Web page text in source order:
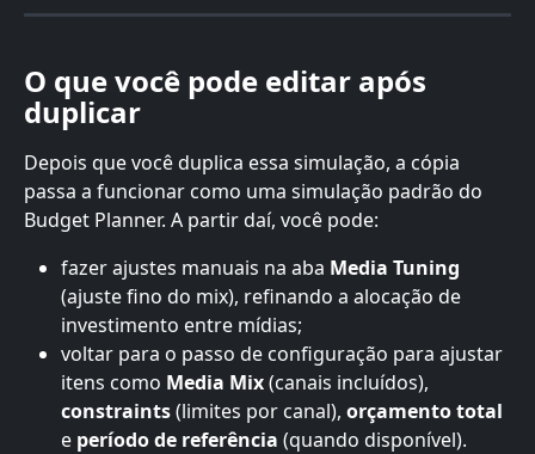
O que você pode editar após
duplicar
Depois que você duplica essa simulação, a cópia
passa a funcionar como uma simulação padrão do
Budget Planner. A partir daí, você pode:
fazer ajustes manuais na aba Media Tuning
(ajuste fino do mix), refinando a alocação de
investimento entre mídias;
voltar para o passo de configuração para ajustar
itens como Media Mix (canais incluídos),
constraints (limites por canal), orçamento total
e período de referência (quando disponível).